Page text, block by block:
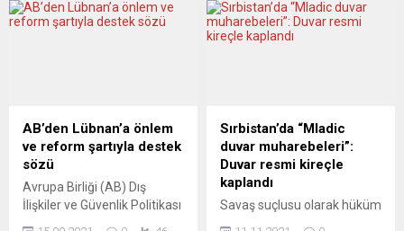
“Paralel Evren” adlı çalışması
ile çok farklı bir dijital kolaj
kişisel sergisi Stuttgart’ta
sanatseverlerin ilgisine
sunuluyor. Ege Denizi’nde
bebeğin fotoğraf dijital kolajı
ile bütün dünyanın...
liderler bugün Avrupa Siyasi
Topluluğu’nun (AST) ikinci
Kalesi’de toplanan 50’ye
yakın lider, Rusya’ya...
AB’den Lübnan’a önlem
ve reform şartıyla destek
sözü
Avrupa Birliği (AB) Dış
İlişkiler ve Güvenlik Politikası
Sırbistan’da “Mladic
duvar muharebeleri”:
Duvar resmi kireçle
kaplandı
Savaş suçlusu olarak hüküm